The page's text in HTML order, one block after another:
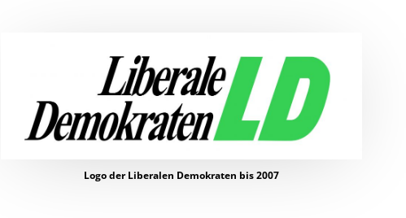
Logo der Liberalen Demokraten bis 2007